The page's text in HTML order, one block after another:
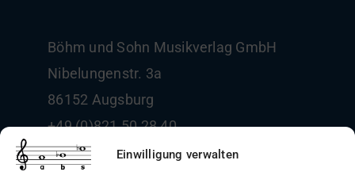
Einwilligung verwalten
Böhm und Sohn Musikverlag GmbH
Nibelungenstr. 3a
86152 Augsburg
+49 (0)821 50 28 40
info@boehm-und-sohn.de